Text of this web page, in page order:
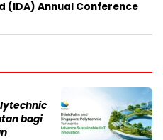
Annual Conference
bagi